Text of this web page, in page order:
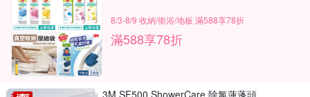
8/3-8/9 收納/衛浴/地板 滿588享78折
滿588享78折